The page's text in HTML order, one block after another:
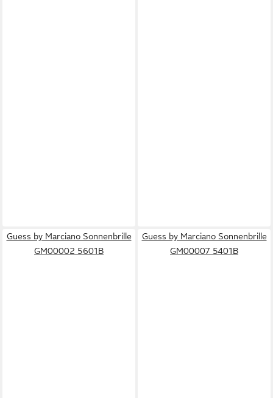
Guess by Marciano Sonnenbrille
GM00002 5601B
Guess by Marciano Sonnenbrille
GM00007 5401B